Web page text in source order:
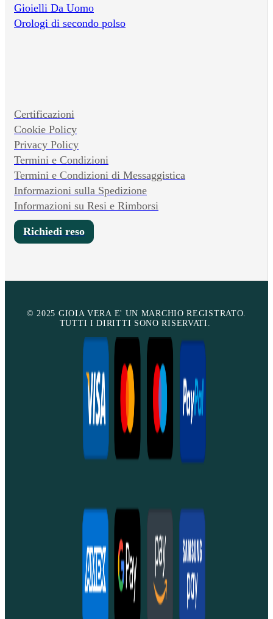
Gioielli Da Uomo
Orologi di secondo polso
Certificazioni
Cookie Policy
Privacy Policy
Termini e Condizioni
Termini e Condizioni di Messaggistica
Informazioni sulla Spedizione
Informazioni su Resi e Rimborsi
Richiedi reso
© 2025 GIOIA VERA E' UN MARCHIO REGISTRATO.
TUTTI I DIRITTI SONO RISERVATI.